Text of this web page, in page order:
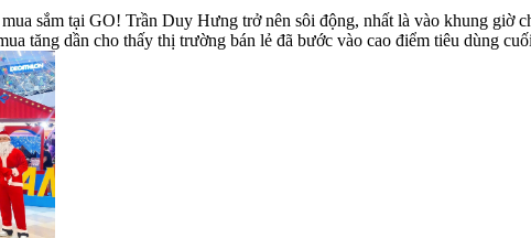
sắm tại GO! Trần Duy Hưng trở nên sôi động, nhất là vào khung giờ
tăng dần cho thấy thị trường bán lẻ đã bước vào cao điểm tiêu dùng